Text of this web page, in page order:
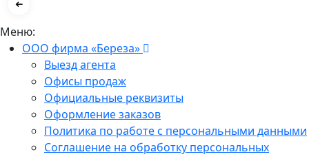
Меню:
ООО фирма «Береза»
Выезд агента
Офисы продаж
Официальные реквизиты
Оформление заказов
Политика по работе с персональными данными
Соглашение на обработку персональных